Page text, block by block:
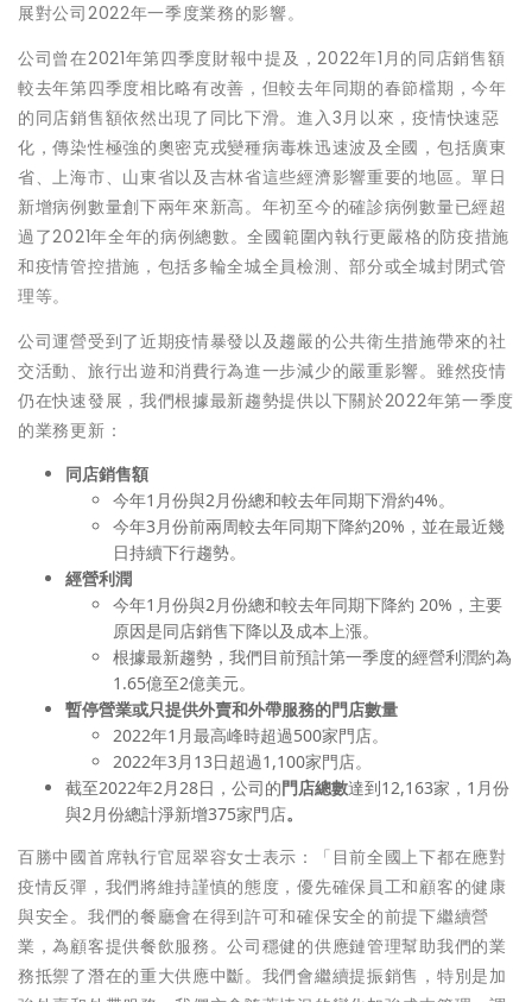
展對公司2022年一季度業務的影響。
公司曾在2021年第四季度財報中提及，2022年1月的同店銷售額
較去年第四季度相比略有改善，但較去年同期的春節檔期，今年
的同店銷售額依然出現了同比下滑。進入3月以來，疫情快速惡
化，傳染性極強的奧密克戎變種病毒株迅速波及全國，包括廣東
省、上海市、山東省以及吉林省這些經濟影響重要的地區。單日
新增病例數量創下兩年來新高。年初至今的確診病例數量已經超
過了2021年全年的病例總數。全國範圍內執行更嚴格的防疫措施
和疫情管控措施，包括多輪全城全員檢測、部分或全城封閉式管
理等。
公司運營受到了近期疫情暴發以及趨嚴的公共衛生措施帶來的社
交活動、旅行出遊和消費行為進一步減少的嚴重影響。雖然疫情
仍在快速發展，我們根據最新趨勢提供以下關於2022年第一季度
的業務更新：
同店銷售額
今年1月份與2月份總和較去年同期下滑約4%。
今年3月份前兩周較去年同期下降約20%，並在最近幾
日持續下行趨勢。
經營利潤
今年1月份與2月份總和較去年同期下降約 20%，主要
原因是同店銷售下降以及成本上漲。
根據最新趨勢，我們目前預計第一季度的經營利潤約為
1.65億至2億美元。
暫停營業或只提供外賣和外帶服務的門店數量
2022年1月最高峰時超過500家門店。
2022年3月13日超過1,100家門店。
截至2022年2月28日，公司的門店總數達到12,163家，1月份
與2月份總計淨新增375家門店。
百勝中國首席執行官屈翠容女士表示：「目前全國上下都在應對
疫情反彈，我們將維持謹慎的態度，優先確保員工和顧客的健康
與安全。我們的餐廳會在得到許可和確保安全的前提下繼續營
業，為顧客提供餐飲服務。公司穩健的供應鏈管理幫助我們的業
務抵禦了潛在的重大供應中斷。我們會繼續提振銷售，特別是加